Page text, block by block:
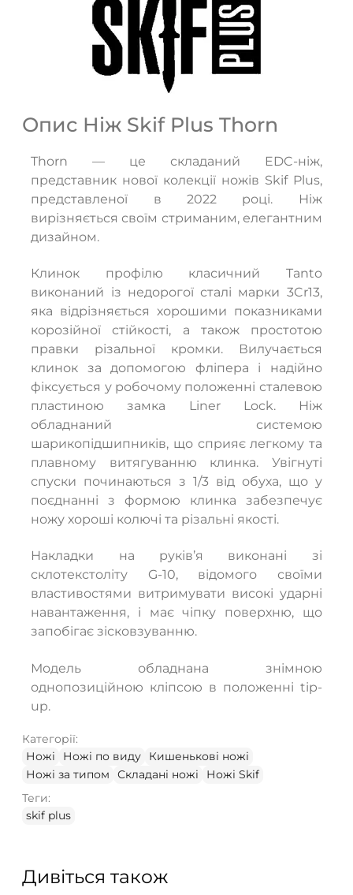
Опис Ніж Skif Plus Thorn
Thorn — це складаний EDC-ніж,
представник нової колекції ножів Skif Plus,
представленої в 2022 році. Ніж
вирізняється своїм стриманим, елегантним
дизайном.
Клинок профілю класичний Tanto
виконаний із недорогої сталі марки 3Cr13,
яка відрізняється хорошими показниками
корозійної стійкості, а також простотою
правки різальної кромки. Вилучається
клинок за допомогою фліпера і надійно
фіксується у робочому положенні сталевою
пластиною замка Liner Lock. Ніж
обладнаний системою
шарикопідшипників, що сприяє легкому та
плавному витягуванню клинка. Увігнуті
спуски починаються з 1/3 від обуха, що у
поєднанні з формою клинка забезпечує
ножу хороші колючі та різальні якості.
Накладки на руків’я виконані зі
склотекстоліту G-10, відомого своїми
властивостями витримувати високі ударні
навантаження, і має чіпку поверхню, що
запобігає зісковзуванню.
Модель обладнана знімною
однопозиційною кліпсою в положенні tip-
up.
Категорії:
Ножі
Ножі по виду
Кишенькові ножі
Ножі за типом
Складані ножі
Ножі Skif
Теги:
skif plus
Дивіться також
ТАК НІ